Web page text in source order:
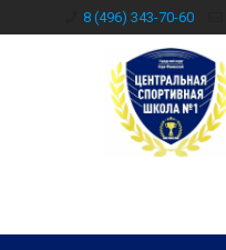
8 (496) 343-70-60